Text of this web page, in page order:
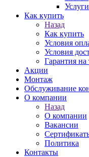
Как купить
Назад
Как купить
Условия
Условия
Гарантия на
Акции
Монтаж
Обслуживание
О компании
Назад
О компании
Вакансии
Политика
Контакты